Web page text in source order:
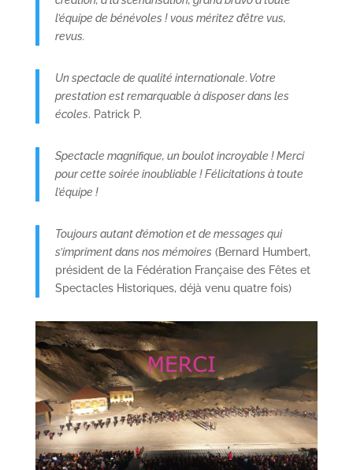
l’équipe de bénévoles ! vous méritez d’être vus,
revus.
Un spectacle de qualité internationale. Votre
prestation est remarquable à disposer dans les
écoles. Patrick P.
Spectacle magnifique, un boulot incroyable ! Merci
pour cette soirée inoubliable ! Félicitations à toute
l’équipe !
Toujours autant d’émotion et de messages qui
s’impriment dans nos mémoires (Bernard Humbert,
président de la Fédération Française des Fêtes et
Spectacles Historiques, déjà venu quatre fois)